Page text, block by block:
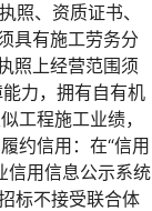
、资质证书、
具有施工劳务分
照上经营范围须
力，拥有自有机
工程施工业绩，
约信用：在“信用
用信息公示系统
标不接受联合体